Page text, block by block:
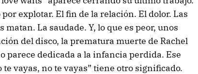
explotar. El fin de la relación. El dolor. Las
La saudade. Y, lo que es peor, unos
del disco, la prematura muerte de Rachel
parece dedicada a la infancia perdida. Ese
vayas, no te vayas” tiene otro significado.